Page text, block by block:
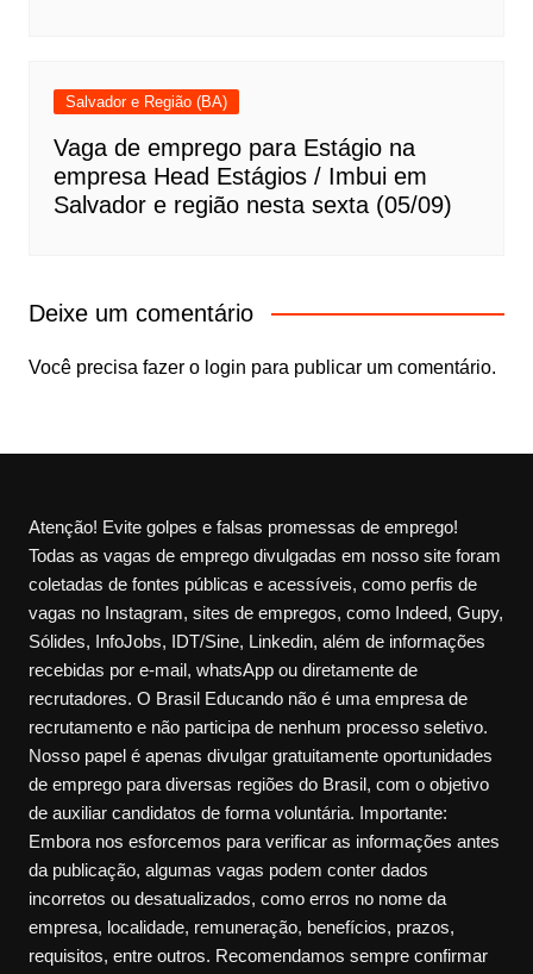
Salvador e Região (BA)
Vaga de emprego para Estágio na
empresa Head Estágios / Imbui em
Salvador e região nesta sexta (05/09)
Deixe um comentário
Você precisa fazer o login para publicar um comentário.
Atenção! Evite golpes e falsas promessas de emprego!
Todas as vagas de emprego divulgadas em nosso site foram
coletadas de fontes públicas e acessíveis, como perfis de
vagas no Instagram, sites de empregos, como Indeed, Gupy,
Sólides, InfoJobs, IDT/Sine, Linkedin, além de informações
recebidas por e-mail, whatsApp ou diretamente de
recrutadores. O Brasil Educando não é uma empresa de
recrutamento e não participa de nenhum processo seletivo.
Nosso papel é apenas divulgar gratuitamente oportunidades
de emprego para diversas regiões do Brasil, com o objetivo
de auxiliar candidatos de forma voluntária. Importante:
Embora nos esforcemos para verificar as informações antes
da publicação, algumas vagas podem conter dados
incorretos ou desatualizados, como erros no nome da
empresa, localidade, remuneração, benefícios, prazos,
requisitos, entre outros. Recomendamos sempre confirmar